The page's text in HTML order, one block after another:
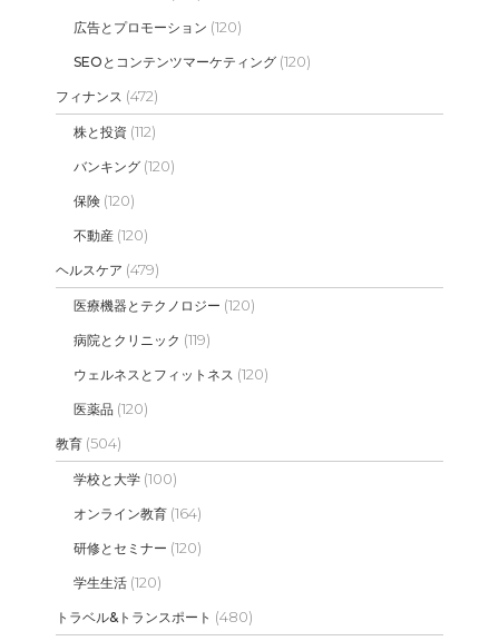
広告とプロモーション (120)
SEOとコンテンツマーケティング (120)
フィナンス (472)
株と投資 (112)
バンキング (120)
保険 (120)
不動産 (120)
ヘルスケア (479)
医療機器とテクノロジー (120)
病院とクリニック (119)
ウェルネスとフィットネス (120)
医薬品 (120)
教育 (504)
学校と大学 (100)
オンライン教育 (164)
研修とセミナー (120)
学生生活 (120)
トラベル&トランスポート (480)